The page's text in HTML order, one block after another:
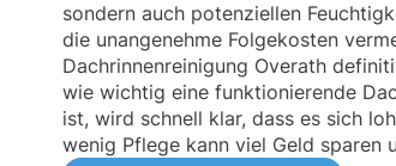
sondern auch potenziellen
die unangenehme Folgekosten
Dachrinnenreinigung Overath
wie wichtig eine funktionierende
ist, wird schnell klar, dass es sich
wenig Pflege kann viel Geld sparen